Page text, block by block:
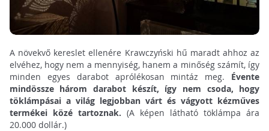
A növekvő kereslet ellenére Krawczyński hű maradt ahhoz az
elvéhez, hogy nem a mennyiség, hanem a minőség számít, így
minden egyes darabot aprólékosan mintáz meg. Évente
mindössze három darabot készít, így nem csoda, hogy
töklámpásai a világ legjobban várt és vágyott kézműves
termékei közé tartoznak. (A képen látható töklámpa ára
20.000 dollár.)